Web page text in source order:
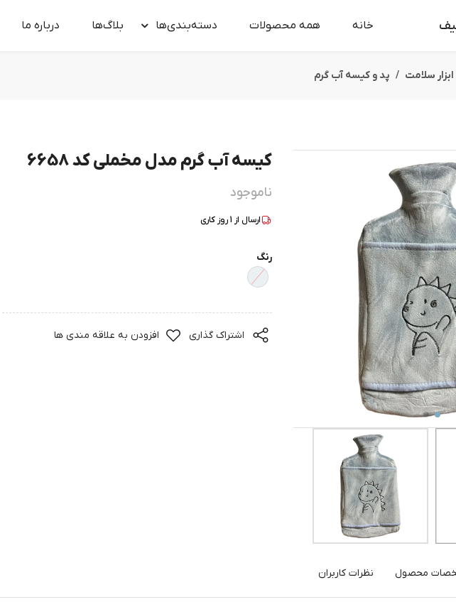
خانه همه محصولات دسته‌بندی‌ها بلاگ‌ها درباره‌ ما
ابزار سلامت پد و کیسه آب گرم
کیسه آب گرم مدل مخملی کد 6658
ناموجود
ارسال از 1روز کاری
رنگ
اشتراک گذاری افزودن به علاقه مندی ها
محصول نظرات کاربران